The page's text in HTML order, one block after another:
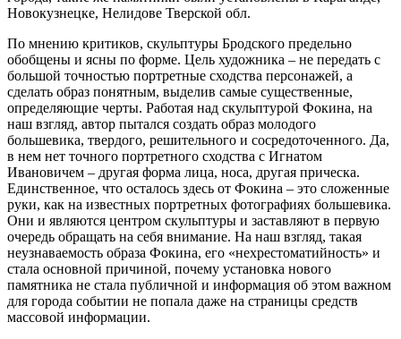
Новокузнецке, Нелидове Тверской обл.
По мнению критиков, скульптуры Бродского предельно
обобщены и ясны по форме. Цель художника – не передать с
большой точностью портретные сходства персонажей, а
сделать образ понятным, выделив самые существенные,
определяющие черты. Работая над скульптурой Фокина, на
наш взгляд, автор пытался создать образ молодого
большевика, твердого, решительного и сосредоточенного. Да,
в нем нет точного портретного сходства с Игнатом
Ивановичем – другая форма лица, носа, другая прическа.
Единственное, что осталось здесь от Фокина – это сложенные
руки, как на известных портретных фотографиях большевика.
Они и являются центром скульптуры и заставляют в первую
очередь обращать на себя внимание. На наш взгляд, такая
неузнаваемость образа Фокина, его «нехрестоматийность» и
стала основной причиной, почему установка нового
памятника не стала публичной и информация об этом важном
для города событии не попала даже на страницы средств
массовой информации.